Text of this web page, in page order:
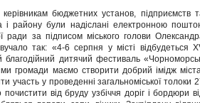
бюджетних установ, підприємств
і району були надіслані електронною
ради за підписом міського голови
так: «4-6 серпня у місті відбудеться
благодійний дитячий фестиваль
громади маємо створити добрий імідж
участь у проведенні загальноміської толоки
від бруду узбіччя доріг і бордюри